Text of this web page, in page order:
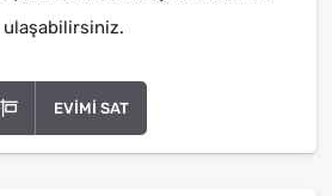
ulaşabilirsiniz.
EVIMI SAT